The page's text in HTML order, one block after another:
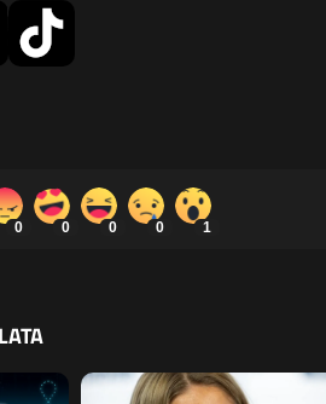
0 0 0 0 1